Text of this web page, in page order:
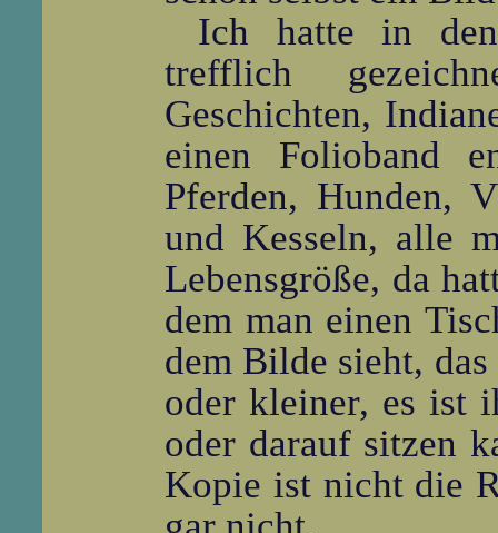
Ich hatte in den
trefflich
Geschichten,
einen Folioband
Pferden, Hunden,
und Kesseln, alle
Lebensgröße, da
dem man einen
dem Bilde sieht, das
oder kleiner, es ist
oder darauf sitzen
Kopie ist nicht die